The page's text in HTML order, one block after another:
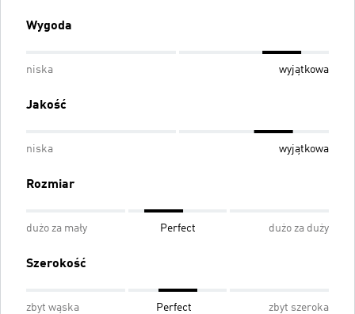
Wygoda
niska wyjątkowa
Jakość
niska wyjątkowa
Rozmiar
dużo za mały Perfect dużo za duży
Szerokość
zbyt wąska Perfect zbyt szeroka